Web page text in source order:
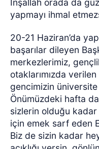
yapmayı ihmal
20-21 Haziran’da
başarılar dileyen
merkezlerimiz,
otaklarımızda
gencimizin
Önümüzdeki hafta da
sizlerin olduğu kadar
için emek sarf eden
Biz de sizin kadar